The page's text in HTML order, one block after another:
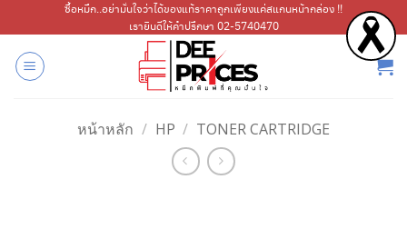
ไป
เนื้อหา
ซื้อหมึก..อย่ามั่นใจว่าได้ของแท้ราคาถูกเพียงแค่สแกนหน้ากล่อง !!
เรายินดีให้คำปรึกษา 02-5740470
หน้าหลัก / HP / TONER CARTRIDGE